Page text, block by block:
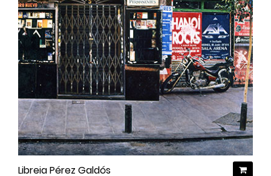
Libreia Pérez Galdós